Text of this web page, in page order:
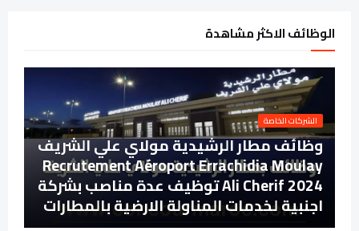
الوظائف الاكثر مشاهدة
الشركات الخاصة
وظائف مطار الرشيدية مولاي علي الشريف
Recrutement Aéroport Errachidia Moulay
Ali Cherif 2024 توظيف عدة مناصب بشركة
اجنبية لخدمات المناولة الارضية بالمطارات